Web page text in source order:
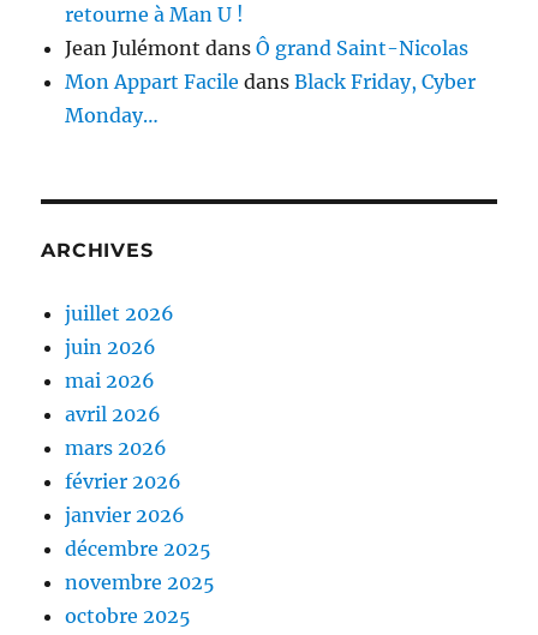
retourne à Man U !
Jean Julémont dansÔ grand Saint-Nicolas
Mon Appart Facile dansBlack Friday, Cyber
Monday…
ARCHIVES
juillet 2026
juin 2026
mai 2026
avril 2026
mars 2026
février 2026
janvier 2026
décembre 2025
novembre 2025
octobre 2025